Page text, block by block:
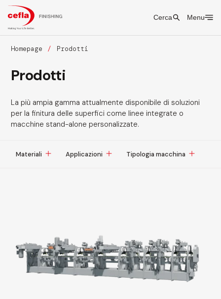
Cerca Menu
Homepage Prodotti
Prodotti
La più ampia gamma attualmente disponibile di soluzioni
per la finitura delle superfici come linee integrate o
macchine stand-alone personalizzate.
Materiali Applicazioni Tipologia macchina